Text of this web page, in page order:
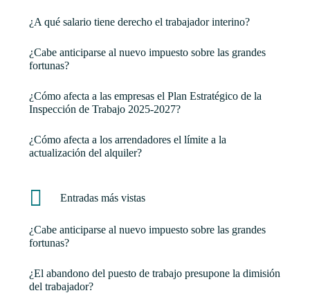
¿A qué salario tiene derecho el trabajador interino?
¿Cabe anticiparse al nuevo impuesto sobre las grandes
fortunas?
¿Cómo afecta a las empresas el Plan Estratégico de la
Inspección de Trabajo 2025-2027?
¿Cómo afecta a los arrendadores el límite a la
actualización del alquiler?
Entradas más vistas
¿Cabe anticiparse al nuevo impuesto sobre las grandes
fortunas?
¿El abandono del puesto de trabajo presupone la dimisión
del trabajador?